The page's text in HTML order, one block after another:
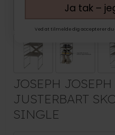
JOSEPH JOSEPH
JUSTERBART
SINGLE
Ja tak –
Ved at tilmelde dig accepterer